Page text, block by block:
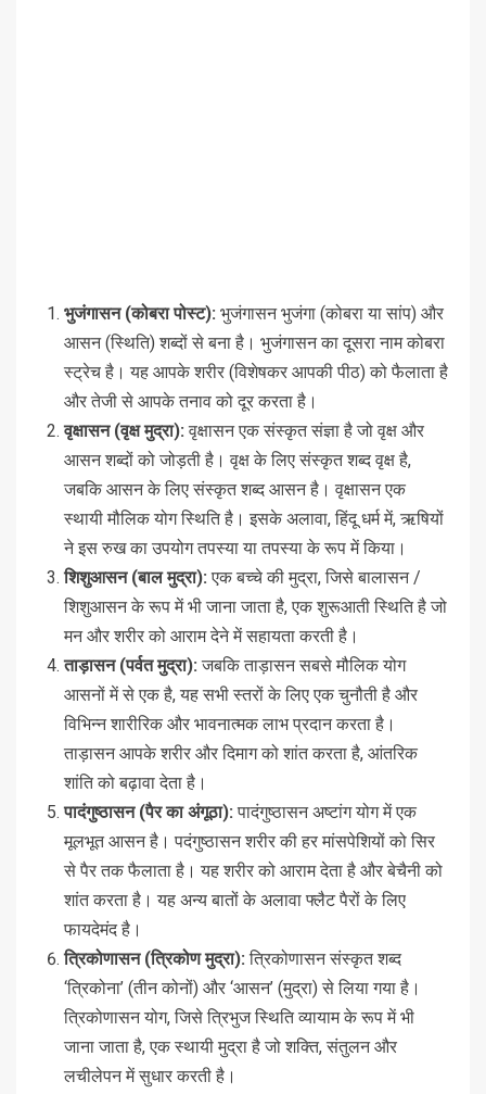
भुजंगासन (कोबरा पोस्ट): भुजंगासन भुजंगा (कोबरा या सांप) और
आसन (स्थिति) शब्दों से बना है। भुजंगासन का दूसरा नाम कोबरा
स्ट्रेच है। यह आपके शरीर (विशेषकर आपकी पीठ) को फैलाता है
और तेजी से आपके तनाव को दूर करता है।
वृक्षासन (वृक्ष मुद्रा): वृक्षासन एक संस्कृत संज्ञा है जो वृक्ष और
आसन शब्दों को जोड़ती है। वृक्ष के लिए संस्कृत शब्द वृक्ष है,
जबकि आसन के लिए संस्कृत शब्द आसन है। वृक्षासन एक
स्थायी मौलिक योग स्थिति है। इसके अलावा, हिंदू धर्म में, ऋषियों
ने इस रुख का उपयोग तपस्या या तपस्या के रूप में किया।
शिशुआसन (बाल मुद्रा):एक बच्चे की मुद्रा, जिसे बालासन /
शिशुआसन के रूप में भी जाना जाता है, एक शुरूआती स्थिति है जो
मन और शरीर को आराम देने में सहायता करती है।
ताड़ासन (पर्वत मुद्रा): जबकि ताड़ासन सबसे मौलिक योग
आसनों में से एक है, यह सभी स्तरों के लिए एक चुनौती है और
विभिन्न शारीरिक और भावनात्मक लाभ प्रदान करता है।
ताड़ासन आपके शरीर और दिमाग को शांत करता है, आंतरिक
शांति को बढ़ावा देता है।
पादंगुष्ठासन (पैर का अंगूठा): पादंगुष्ठासन अष्टांग योग में एक
मूलभूत आसन है। पदंगुष्ठासन शरीर की हर मांसपेशियों को सिर
से पैर तक फैलाता है। यह शरीर को आराम देता है और बेचैनी को
शांत करता है। यह अन्य बातों के अलावा फ्लैट पैरों के लिए
फायदेमंद है।
त्रिकोणासन (त्रिकोण मुद्रा): त्रिकोणासन संस्कृत शब्द
‘त्रिकोना’ (तीन कोनों) और ‘आसन’ (मुद्रा) से लिया गया है।
त्रिकोणासन योग, जिसे त्रिभुज स्थिति व्यायाम के रूप में भी
जाना जाता है, एक स्थायी मुद्रा है जो शक्ति, संतुलन और
लचीलेपन में सुधार करती है।